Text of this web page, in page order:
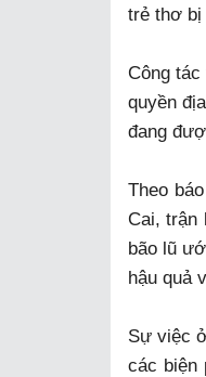
trẻ thơ
Công
quyền
đang
Theo
Cai, trận
bão lũ
hậu quả
Sự việc
các biện